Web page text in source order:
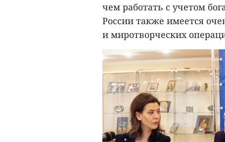
чем работать с учетом
России также имеется
и миротворческих